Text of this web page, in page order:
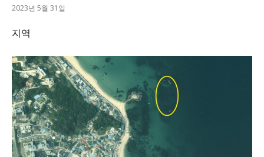
2023년 5월 31일
지역